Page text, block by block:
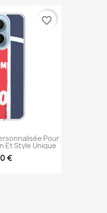
Pour
Et Style Unique
€
favorite_border